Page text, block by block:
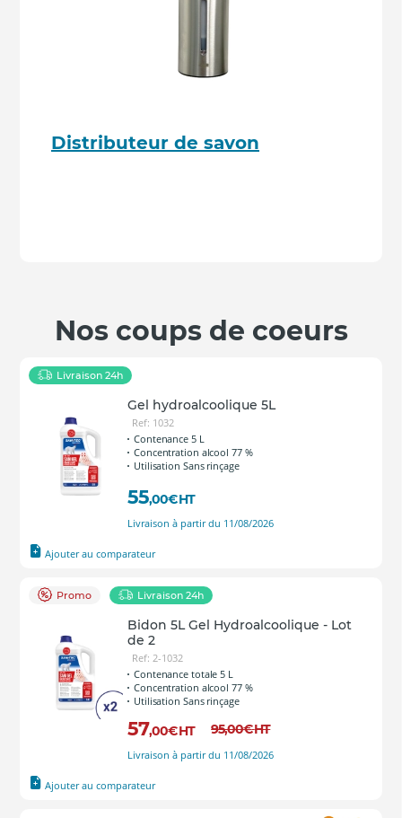
Distributeur de savon
Nos coups de coeurs
Livraison 24h
Gel hydroalcoolique 5L
Ref: 1032
Contenance 5 L
Concentration alcool 77 %
Utilisation Sans rinçage
55,00€HT
Livraison à partir du 11/08/2026
Ajouter au comparateur
Promo Livraison 24h
Bidon 5L Gel Hydroalcoolique - Lot
de 2
Ref: 2-1032
Contenance totale 5 L
Concentration alcool 77 %
Utilisation Sans rinçage
57,00€HT 95,00€HT
Livraison à partir du 11/08/2026
Ajouter au comparateur